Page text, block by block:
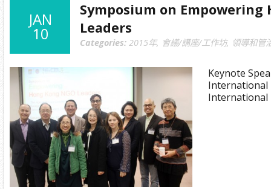
JAN
10
Symposium on Empowering
Leaders
Categories: 2015年, 會議/講座/工作坊, 領導和管
Keynote
International
International